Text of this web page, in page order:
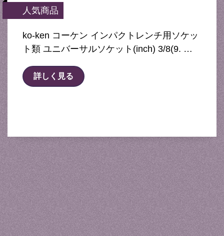
人気商品
ko-ken コーケン インパクトレンチ用ソケッ
ト類 ユニバーサルソケット(inch) 3/8(9. …
詳しく見る